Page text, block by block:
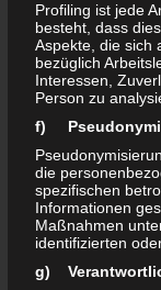
Weitere
Ausfüllen von
die Arge, die
Parallel hierzu
Gespräche über
der
vorliegenden
und des ISEK MD
Der
statt. Hier wurden
Profiling ist jede
besteht, dass
Aspekte, die sich
bezüglich
Interessen,
Person zu
f)
die
spezifischen
Informationen
Maßnahmen
identifizierten
g)